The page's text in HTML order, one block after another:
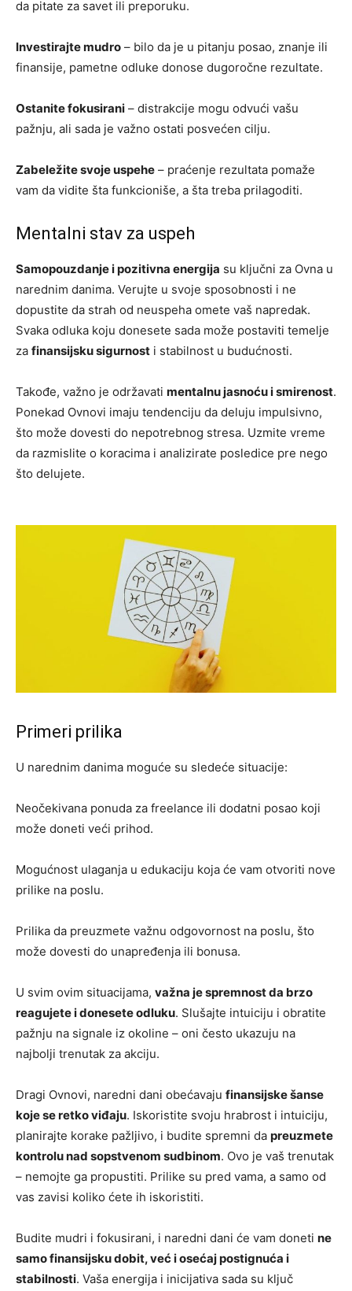
da pitate za savet ili preporuku.
Investirajte mudro – bilo da je u pitanju posao, znanje ili
finansije, pametne odluke donose dugoročne rezultate.
Ostanite fokusirani – distrakcije mogu odvući vašu
pažnju, ali sada je važno ostati posvećen cilju.
Zabeležite svoje uspehe – praćenje rezultata pomaže
vam da vidite šta funkcioniše, a šta treba prilagoditi.
Mentalni stav za uspeh
Samopouzdanje i pozitivna energija su ključni za Ovna u
narednim danima. Verujte u svoje sposobnosti i ne
dopustite da strah od neuspeha omete vaš napredak.
Svaka odluka koju donesete sada može postaviti temelje
za finansijsku sigurnost i stabilnost u budućnosti.
Takođe, važno je održavati mentalnu jasnoću i smirenost.
Ponekad Ovnovi imaju tendenciju da deluju impulsivno,
što može dovesti do nepotrebnog stresa. Uzmite vreme
da razmislite o koracima i analizirate posledice pre nego
što delujete.
Primeri prilika
U narednim danima moguće su sledeće situacije:
Neočekivana ponuda za freelance ili dodatni posao koji
može doneti veći prihod.
Mogućnost ulaganja u edukaciju koja će vam otvoriti nove
prilike na poslu.
Prilika da preuzmete važnu odgovornost na poslu, što
može dovesti do unapređenja ili bonusa.
U svim ovim situacijama, važna je spremnost da brzo
reagujete i donesete odluku. Slušajte intuiciju i obratite
pažnju na signale iz okoline – oni često ukazuju na
najbolji trenutak za akciju.
Dragi Ovnovi, naredni dani obećavaju finansijske šanse
koje se retko viđaju. Iskoristite svoju hrabrost i intuiciju,
planirajte korake pažljivo, i budite spremni da preuzmete
kontrolu nad sopstvenom sudbinom. Ovo je vaš trenutak
– nemojte ga propustiti. Prilike su pred vama, a samo od
vas zavisi koliko ćete ih iskoristiti.
Budite mudri i fokusirani, i naredni dani će vam doneti ne
samo finansijsku dobit, već i osećaj postignuća i
stabilnosti. Vaša energija i inicijativa sada su ključ